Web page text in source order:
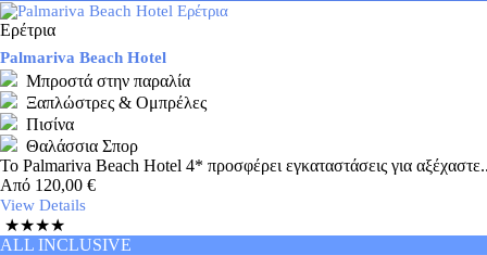
Ερέτρια
Palmariva Beach Hotel
Μπροστά στην παραλία
Ξαπλώστρες & Ομπρέλες
Πισίνα
Θαλάσσια Σπορ
Το Palmariva Beach Hotel 4* προσφέρει εγκαταστάσεις για
Από 120,00 €
View Details
★★★★
ALL INCLUSIVE